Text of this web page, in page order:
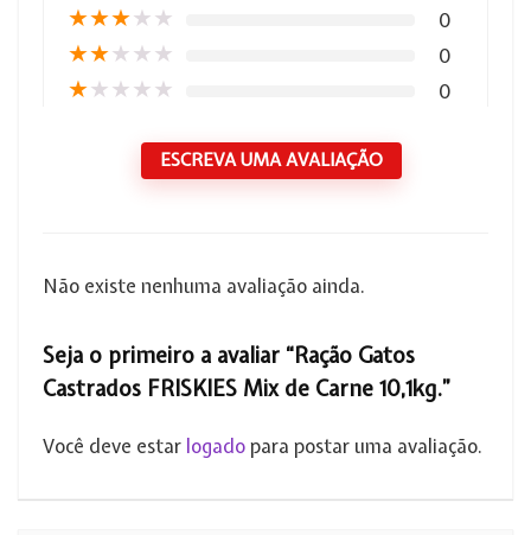
★★★★★ 0
★★★★★ 0
★★★★★ 0
ESCREVA UMA AVALIAÇÃO
Não existe nenhuma avaliação ainda.
Seja o primeiro a avaliar “Ração Gatos
Castrados FRISKIES Mix de Carne 10,1kg.”
Você deve estar logadopara postar uma avaliação.